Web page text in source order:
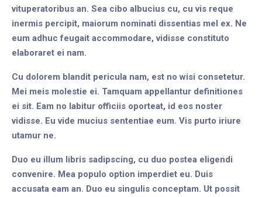
vituperatoribus an. Sea cibo albucius cu, cu vis reque
inermis percipit, maiorum nominati dissentias mel ex. Ne
eum adhuc feugait accommodare, vidisse constituto
elaboraret ei nam.
Cu dolorem blandit pericula nam, est no wisi consetetur.
Mei meis molestie ei. Tamquam appellantur definitiones
ei sit. Eam no labitur officiis oporteat, id eos noster
vidisse. Eu vide mucius sententiae eum. Vis purto iriure
utamur ne.
Duo eu illum libris sadipscing, cu duo postea eligendi
convenire. Mea populo option imperdiet eu. Duis
accusata eam an. Duo eu singulis conceptam. Ut possit